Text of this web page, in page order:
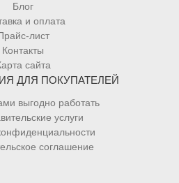
Блог
и оплата
лист
Контакты
сайта
ДЛЯ ПОКУПАТЕЛЕЙ
выгодно работать
услуги
соглашение